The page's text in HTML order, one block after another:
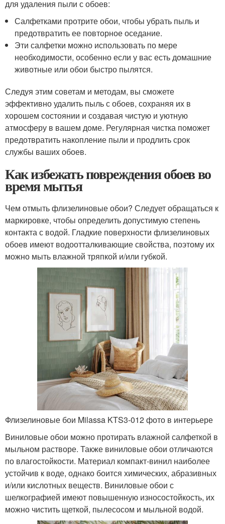
для удаления пыли с обоев:
Салфетками протрите обои, чтобы убрать пыль и
предотвратить ее повторное оседание.
Эти салфетки можно использовать по мере
необходимости, особенно если у вас есть домашние
животные или обои быстро пылятся.
Следуя этим советам и методам, вы сможете
эффективно удалить пыль с обоев, сохраняя их в
хорошем состоянии и создавая чистую и уютную
атмосферу в вашем доме. Регулярная чистка поможет
предотвратить накопление пыли и продлить срок
службы ваших обоев.
Как избежать повреждения обоев во
время мытья
Чем отмыть флизелиновые обои? Следует обращаться к
маркировке, чтобы определить допустимую степень
контакта с водой. Гладкие поверхности флизелиновых
обоев имеют водоотталкивающие свойства, поэтому их
можно мыть влажной тряпкой и/или губкой.
Флизелиновые бои Milassa KTS3-012 фото в интерьере
Виниловые обои можно протирать влажной салфеткой в
мыльном растворе. Также виниловые обои отличаются
по влагостойкости. Материал компакт-винил наиболее
устойчив к воде, однако боится химических, абразивных
и/или кислотных веществ. Виниловые обои с
шелкографией имеют повышенную износостойкость, их
можно чистить щеткой, пылесосом и мыльной водой.